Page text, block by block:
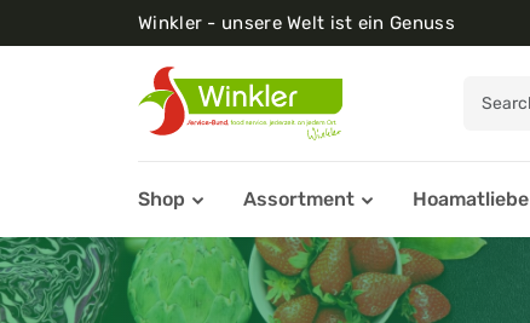
Winkler - unsere Welt ist ein Genuss
Shop Assortment Hoamatliebe